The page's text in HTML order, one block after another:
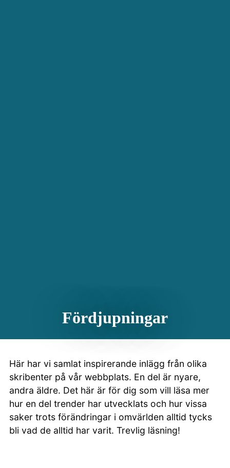
Fördjupningar
Här har vi samlat inspirerande inlägg från olika
skribenter på vår webbplats. En del är nyare,
andra äldre. Det här är för dig som vill läsa mer
hur en del trender har utvecklats och hur vissa
saker trots förändringar i omvärlden alltid tycks
bli vad de alltid har varit. Trevlig läsning!